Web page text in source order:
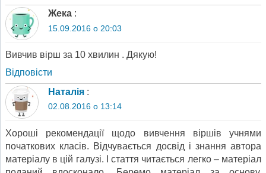
Жека :
15.09.2016 о 20:03
Вивчив вірш за 10 хвилин . Дякую!
Відповіcти
Наталія :
02.08.2016 о 13:14
Хороші рекомендації щодо вивчення віршів учнями
початкових класів. Відчувається досвід і знання автора
матеріалу в цій галузі. І стаття читається легко – матеріал